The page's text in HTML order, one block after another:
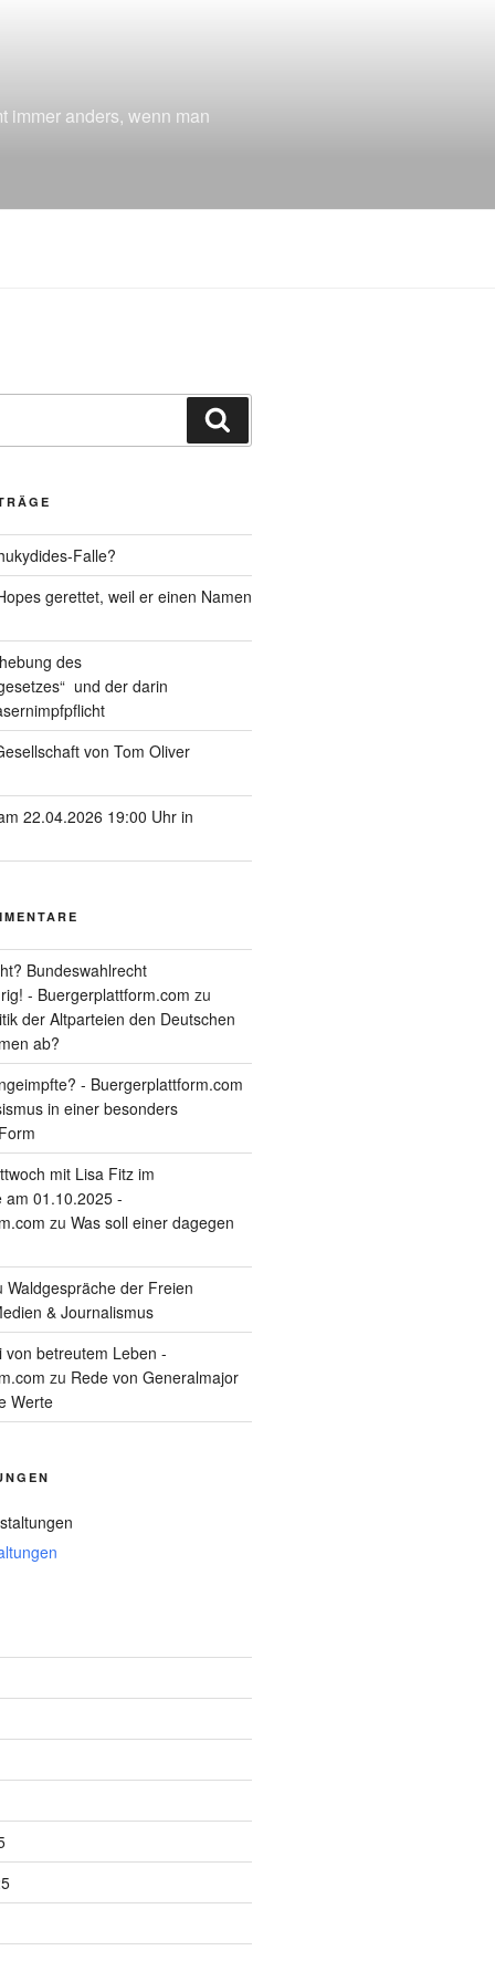
immer anders, wenn man
Falle?
gerettet, weil er einen Namen
des
und der darin
von Tom Oliver
22.04.2026 19:00 Uhr in
Bundeswahlrecht
- Buergerplattform.com zu
der Altparteien den Deutschen
ab?
- Buergerplattform.com
in einer besonders
mit Lisa Fitz im
am 01.10.2025 -
zu Was soll einer dagegen
Waldgespräche der Freien
& Journalismus
von betreutem Leben -
zu Rede von Generalmajor
Werte